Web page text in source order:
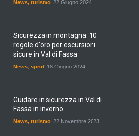
regole d'oro per escursioni
sicure in Val di Fassa
News ,sport 18 Giugno 2024
Fassa in inverno
News,turismo 22 Novembre 2023